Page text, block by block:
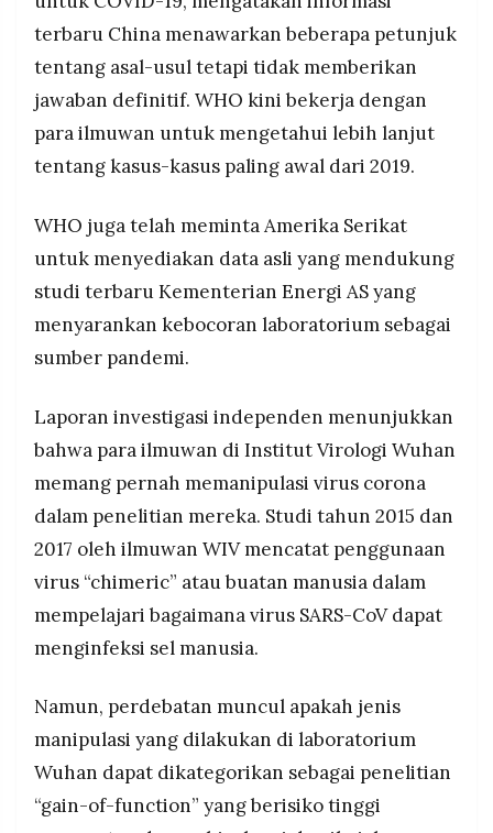
terbaru China menawarkan beberapa petunjuk
tentang asal-usul tetapi tidak memberikan
jawaban definitif. WHO kini bekerja dengan
para ilmuwan untuk mengetahui lebih lanjut
tentang kasus-kasus paling awal dari 2019.
WHO juga telah meminta Amerika Serikat
untuk menyediakan data asli yang mendukung
studi terbaru Kementerian Energi AS yang
menyarankan kebocoran laboratorium sebagai
sumber pandemi.
Laporan investigasi independen menunjukkan
bahwa para ilmuwan di Institut Virologi Wuhan
memang pernah memanipulasi virus corona
dalam penelitian mereka. Studi tahun 2015 dan
2017 oleh ilmuwan WIV mencatat penggunaan
virus “chimeric” atau buatan manusia dalam
mempelajari bagaimana virus SARS-CoV dapat
menginfeksi sel manusia.
Namun, perdebatan muncul apakah jenis
manipulasi yang dilakukan di laboratorium
Wuhan dapat dikategorikan sebagai penelitian
“gain-of-function” yang berisiko tinggi